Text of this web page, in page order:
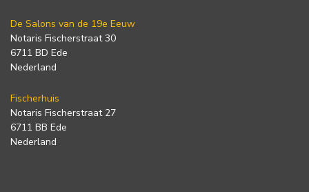
De Salons van de 19e Eeuw
Notaris Fischerstraat 30
6711 BD Ede
Nederland
Fischerhuis
Notaris Fischerstraat 27
6711 BB Ede
Nederland